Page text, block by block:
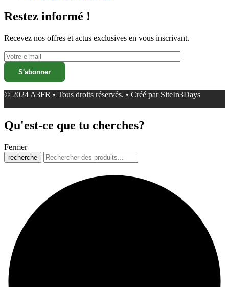
Restez informé !
Recevez nos offres et actus exclusives en vous inscrivant.
© 2024 A3FR • Tous droits réservés. • Créé par SiteIn3Days
Qu'est-ce que tu cherches?
Fermer
recherche